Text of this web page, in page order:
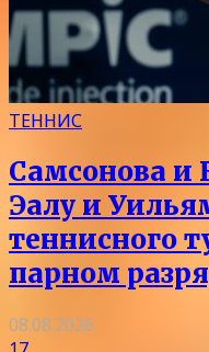
ТЕННИС
Самсонова и
Эалу и
теннисного
парном
08.08.2026